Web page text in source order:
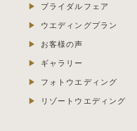
ブライダルフェア
ウエディングプラン
お客様の声
ギャラリー
フォトウエディング
リゾートウエディング